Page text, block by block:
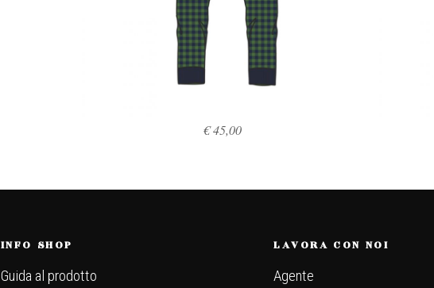
SCEGLI
€45,00
INFO SHOP
Guida al prodotto
LAVORA CON NOI
Agente